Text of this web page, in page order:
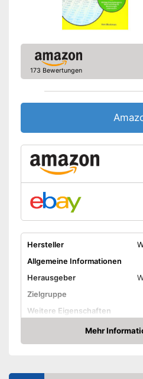
173 Bewertungen
Hersteller
Allgemeine Informationen
Herausgeber
Zielgruppe
Weitere Eigenschaften
Amazon Lieferzeit
Mehr
Amazon